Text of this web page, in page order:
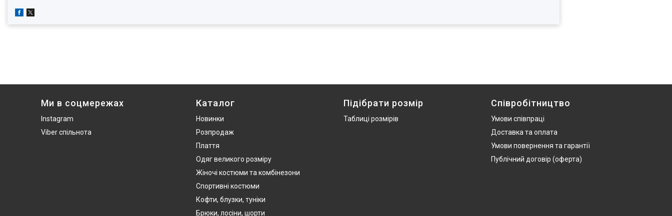
Ми в соцмережах
Instagram
Viber спільнота
Каталог
Новинки
Розпродаж
Плаття
Одяг великого розміру
Жіночі костюми та комбінезони
Спортивні костюми
Кофти, блузки, туніки
Брюки, лосіни, шорти
Підібрати розмір
Таблиці розмірів
Співробітництво
Умови співпраці
Доставка та оплата
Умови повернення та гарантії
Публічний договір (оферта)